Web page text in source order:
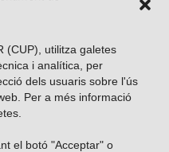
(CUP), utilitza galetes
i analítica, per
dels usuaris sobre l'ús
Per a més informació
el botó "Acceptar" o